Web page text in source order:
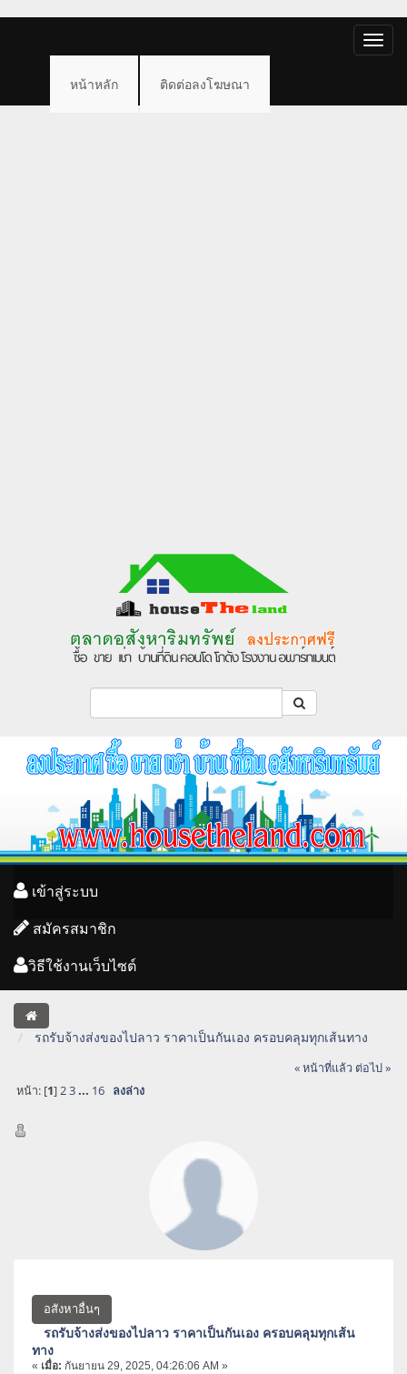
Toggle
หน้าหลัก ติดต่อลงโฆษณา
เข้าสู่ระบบ
สมัครสมาชิก
วิธีใช้งานเว็บไซต์
รถรับจ้างส่งของไปลาว ราคาเป็นกันเอง ครอบคลุมทุกเส้นทาง
« หน้าที่แล้ว ต่อไป »
หน้า: [1]2 3 ... 16 ลงล่าง
อสังหาอื่นๆ
รถรับจ้างส่งของไปลาว ราคาเป็นกันเอง ครอบคลุมทุกเส้น
ทาง
« เมื่อ: กันยายน 29, 2025, 04:26:06 AM »